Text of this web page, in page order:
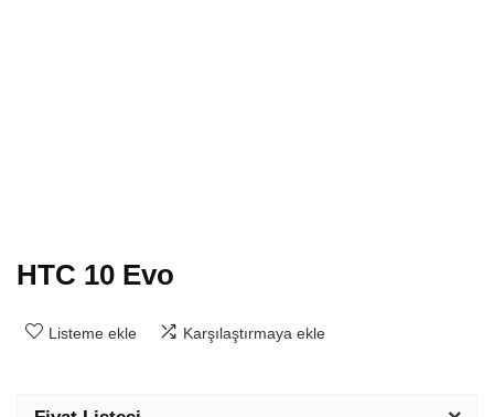
HTC 10 Evo
Listeme ekle Karşılaştırmaya ekle